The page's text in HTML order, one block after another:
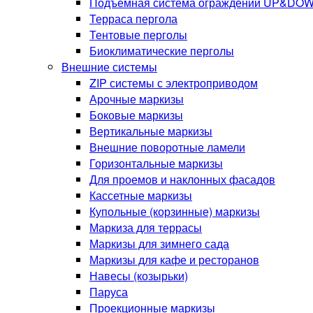
Терраса пергола
Тентовые перголы
Биоклиматические перголы
Внешние системы
ZIP системы с электроприводом
Арочные маркизы
Боковые маркизы
Вертикальные маркизы
Внешние поворотные ламели
Горизонтальные маркизы
Для проемов и наклонных фасадов
Кассетные маркизы
Купольные (корзинные) маркизы
Маркиза для террасы
Маркизы для зимнего сада
Маркизы для кафе и ресторанов
Навесы (козырьки)
Паруса
Проекционные маркизы